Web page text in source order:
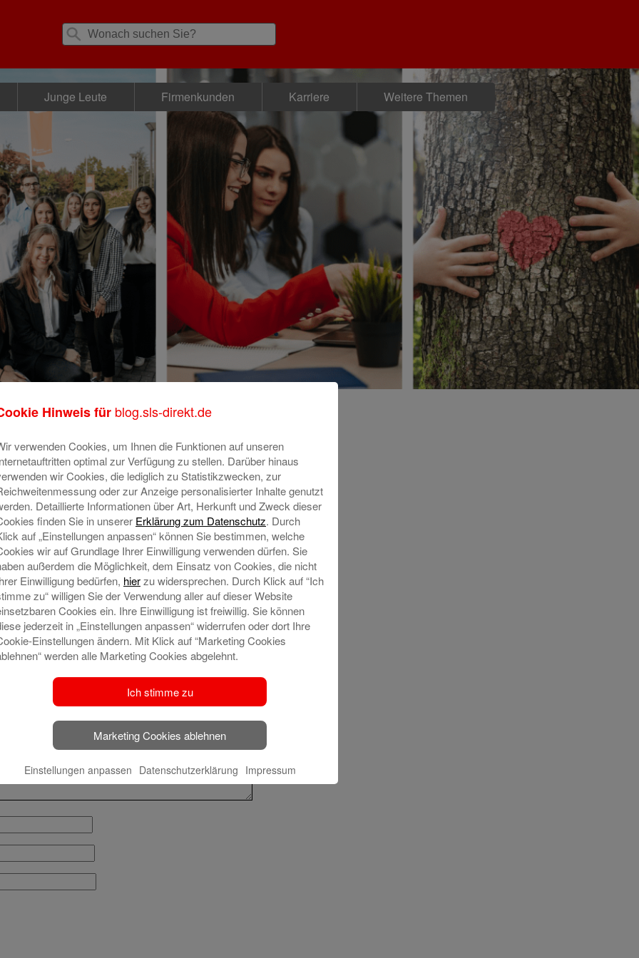
Junge Leute Firmenkunden Karriere Weitere Themen
veröffentlicht. Erforderliche Felder sind mit
Hinweis für blog.sls-direkt.de
verwenden Cookies, um Ihnen die Funktionen auf unseren
optimal zur Verfügung zu stellen. Darüber hinaus
wir Cookies, die lediglich zu Statistikzwecken, zur
oder zur Anzeige personalisierter Inhalte genutzt
Detaillierte Informationen über Art, Herkunft und Zweck dieser
finden Sie in unserer Erklärung zum Datenschutz. Durch
auf „Einstellungen anpassen“ können Sie bestimmen, welche
wir auf Grundlage Ihrer Einwilligung verwenden dürfen. Sie
außerdem die Möglichkeit, dem Einsatz von Cookies, die nicht
Einwilligung bedürfen, hierzu widersprechen. Durch Klick auf “Ich
zu“ willigen Sie der Verwendung aller auf dieser Website
Cookies ein. Ihre Einwilligung ist freiwillig. Sie können
jederzeit in „Einstellungen anpassen“ widerrufen oder dort Ihre
Einstellungen ändern. Mit Klick auf “Marketing Cookies
werden alle Marketing Cookies abgelehnt.
Ich stimme zu
Marketing Cookies ablehnen
Einstellungen anpassen Datenschutzerklärung Impressum